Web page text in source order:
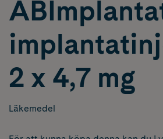
2 x 4,7 mg
Läkemedel